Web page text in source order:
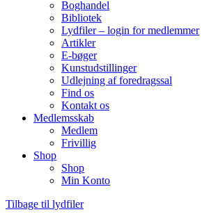
Boghandel
Bibliotek
Lydfiler – login for medlemmer
Artikler
E-bøger
Kunstudstillinger
Udlejning af foredragssal
Find os
Kontakt os
Medlemsskab
Medlem
Frivillig
Shop
Shop
Min Konto
Tilbage til lydfiler